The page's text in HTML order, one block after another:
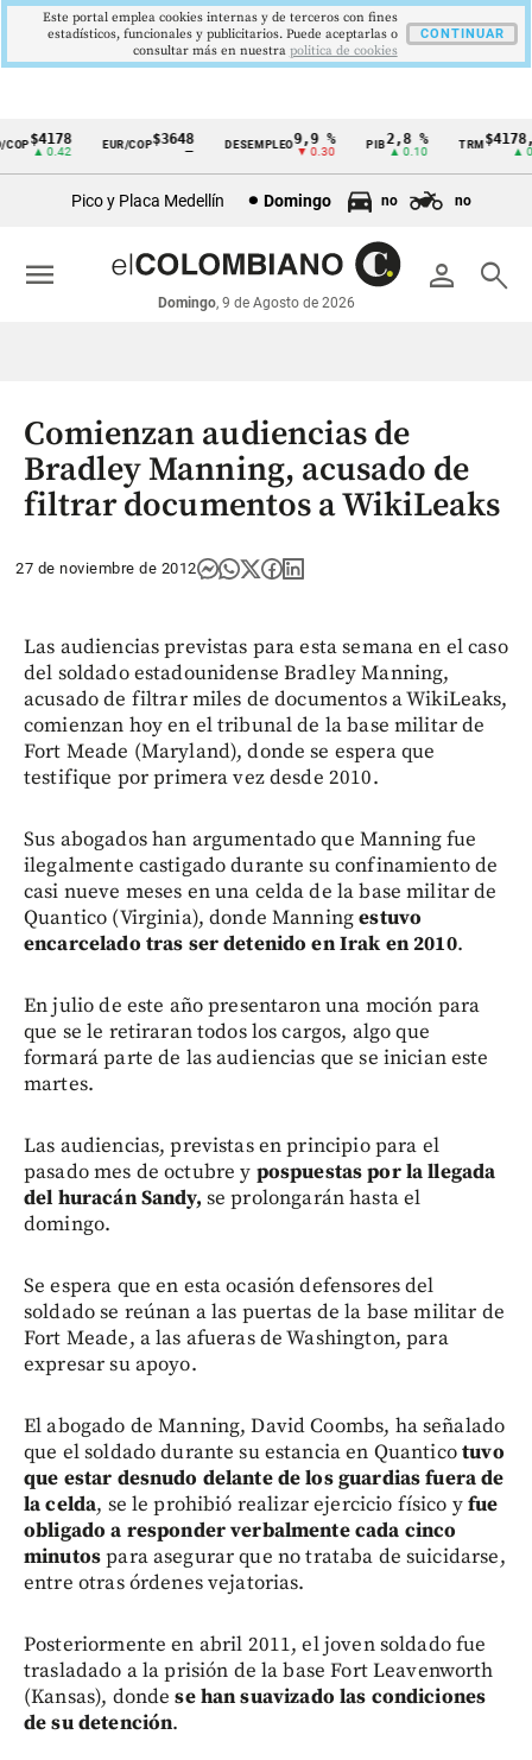
Cintillo
económicos
Colombia
$4178
▲ 0.42
EUR/COP$3648 DESEMPLEO 9,9 %
▼ 0.30
PIB2,8 %
▲ 0.10
TRM
▲
Pico y Placa Medellín Domingo no no
person search
Domingo, 9 de Agosto de 2026
menu
Comienzan audiencias de
Bradley Manning, acusado de
filtrar documentos a WikiLeaks
27 de noviembre de 2012
Las audiencias previstas para esta semana en el caso
del soldado estadounidense Bradley Manning,
acusado de filtrar miles de documentos a WikiLeaks,
comienzan hoy en el tribunal de la base militar de
Fort Meade (Maryland), donde se espera que
testifique por primera vez desde 2010.
Sus abogados han argumentado que Manning fue
ilegalmente castigado durante su confinamiento de
casi nueve meses en una celda de la base militar de
Quantico (Virginia), donde Manningestuvo
encarcelado tras ser detenido en Irak en 2010.
En julio de este año presentaron una moción para
que se le retiraran todos los cargos, algo que
formará parte de las audiencias que se inician este
martes.
Las audiencias, previstas en principio para el
pasado mes de octubre y pospuestas por la llegada
del huracán Sandy, se prolongarán hasta el
domingo.
Se espera que en esta ocasión defensores del
soldado se reúnan a las puertas de la base militar de
Fort Meade, a las afueras de Washington, para
expresar su apoyo.
El abogado de Manning, David Coombs, ha señalado
que el soldado durante su estancia en Quanticotuvo
que estar desnudo delante de los guardias fuera de
la celda, se le prohibió realizar ejercicio físico yfue
obligado a responder verbalmente cada cinco
minutospara asegurar que no trataba de suicidarse,
entre otras órdenes vejatorias.
Posteriormente en abril 2011, el joven soldado fue
trasladado a la prisión de la base Fort Leavenworth
(Kansas), dondese han suavizado las condiciones
de su detención.
Este portal emplea cookies internas y de terceros con fines
estadísticos, funcionales y publicitarios. Puede aceptarlas o
consultar más en nuestra politica de cookies
CONTINUAR